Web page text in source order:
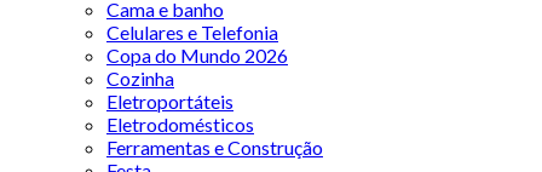
Cama e banho
Celulares e Telefonia
Copa do Mundo 2026
Cozinha
Eletroportáteis
Eletrodomésticos
Ferramentas e Construção